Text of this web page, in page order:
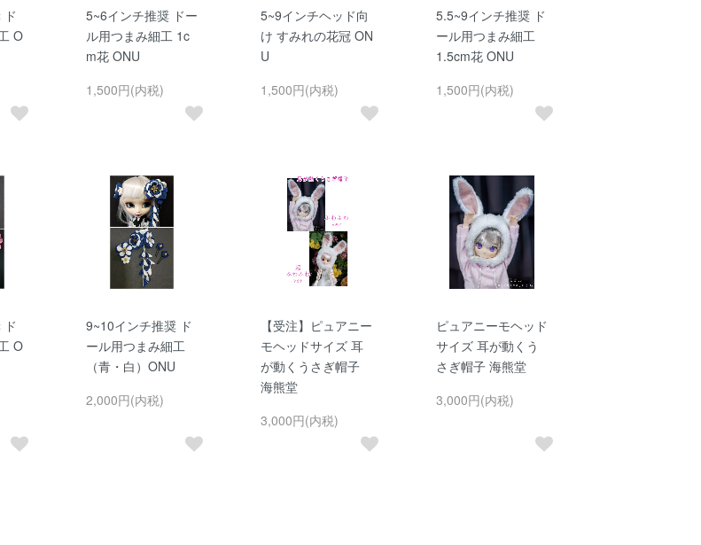
O
5~6インチ推奨 ドー
ル用つまみ細工 1c
m花 ONU
1,500円(内税)
5~9インチヘッド向
け すみれの花冠 ON
U
1,500円(内税)
5.5~9インチ推奨 ド
ール用つまみ細工
1.5cm花 ONU
1,500円(内税)
O
9~10インチ推奨 ド
ール用つまみ細工
（青・白）ONU
2,000円(内税)
【受注】ピュアニー
モヘッドサイズ 耳
が動くうさぎ帽子
海熊堂
3,000円(内税)
ピュアニーモヘッド
サイズ 耳が動くう
さぎ帽子 海熊堂
3,000円(内税)